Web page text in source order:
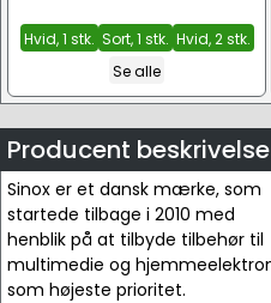
Hvid, 1 stk. Sort, 1 stk. Hvid, 2 stk.
Se alle
Producent
Sinox er et dansk mærke, som
startede tilbage i 2010 med
henblik på at tilbyde tilbehør til
multimedie og
som højeste prioritet.